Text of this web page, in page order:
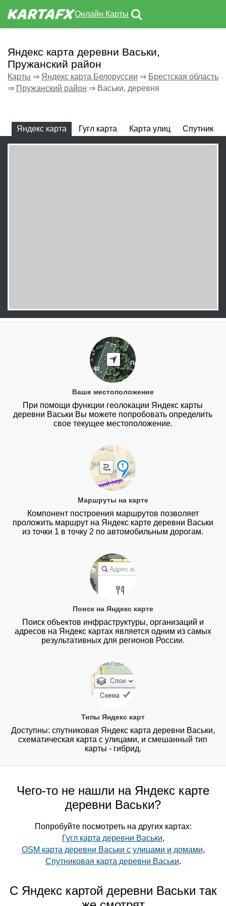
Онлайн Карты
Яндекс карта деревни Васьки,
Пружанский район
Карты ⇒ Яндекс карта Белоруссии ⇒ Брестская область
⇒ Пружанский район ⇒ Васьки, деревня
Яндекс карта Гугл карта Карта улиц Спутник
Ваше местоположение
При помощи функции геолокации Яндекс карты
деревни Васьки Вы можете попробовать определить
свое текущее местоположение.
Маршруты на карте
Компонент построения маршрутов позволяет
проложить маршрут на Яндекс карте деревни Васьки
из точки 1 в точку 2 по автомобильным дорогам.
Поиск на Яндекс карте
Поиск объектов инфраструктуры, организаций и
адресов на Яндекс картах является одним из самых
результативных для регионов России.
Типы Яндекс карт
Доступны: спутниковая Яндекс карта деревни Васьки,
схематическая карта с улицами, и смешанный тип
карты - гибрид.
Чего-то не нашли на Яндекс карте
деревни Васьки?
Попробуйте посмотреть на других картах:
Гугл карта деревни Васьки,
OSM карта деревни Васьки с улицами и домами,
Спутниковая карта деревни Васьки.
С Яндекс картой деревни Васьки так